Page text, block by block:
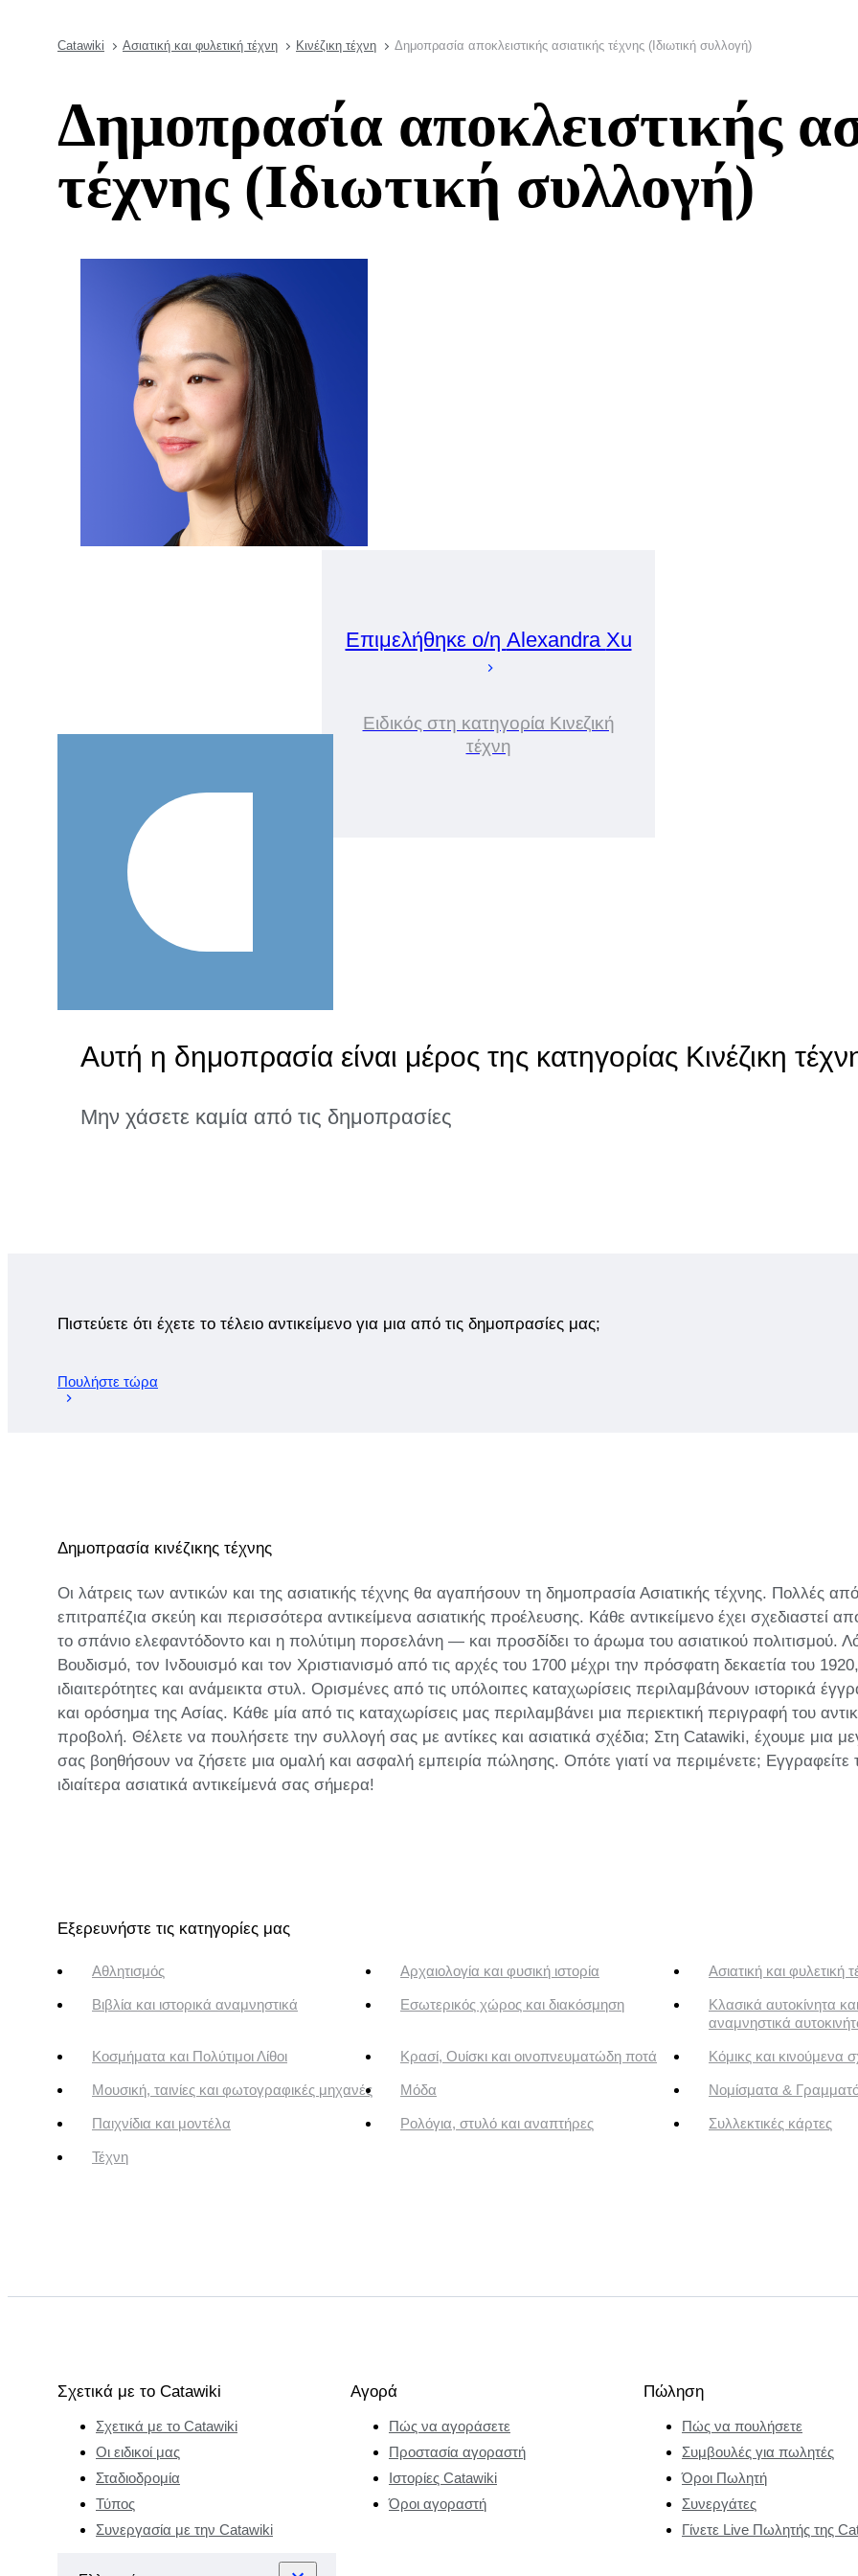
Catawiki Ασιατική και φυλετική τέχνη Κινέζικη τέχνη Δημοπρασία αποκλειστικής ασιατικής τέχνης (Ιδιωτική συλλογή)
Δημοπρασία αποκλειστικής
τέχνης (Ιδιωτική συλλογή)
Επιμελήθηκε ο/η Alexandra Xu
Ειδικός στη κατηγορία Κινεζική
τέχνη
Αυτή η δημοπρασία είναι μέρος της κατηγορίας Κινέζικη
Μην χάσετε καμία από τις δημοπρασίες
Πιστεύετε ότι έχετε το τέλειο αντικείμενο για μια από τις δημοπρασίες μας;
Πουλήστε τώρα
Δημοπρασία κινέζικης τέχνης
Οι λάτρεις των αντικών και της ασιατικής τέχνης θα αγαπήσουν τη δημοπρασία Ασιατικής τέχνης. Πολλές
επιτραπέζια σκεύη και περισσότερα αντικείμενα ασιατικής προέλευσης. Κάθε αντικείμενο έχει
το σπάνιο ελεφαντόδοντο και η πολύτιμη πορσελάνη — και προσδίδει το άρωμα του ασιατικού
Βουδισμό, τον Ινδουισμό και τον Χριστιανισμό από τις αρχές του 1700 μέχρι την πρόσφατη δεκαετία του
ιδιαιτερότητες και ανάμεικτα στυλ. Ορισμένες από τις υπόλοιπες καταχωρίσεις περιλαμβάνουν ιστορικά
και ορόσημα της Ασίας. Κάθε μία από τις καταχωρίσεις μας περιλαμβάνει μια περιεκτική περιγραφή του
προβολή. Θέλετε να πουλήσετε την συλλογή σας με αντίκες και ασιατικά σχέδια; Στη Catawiki, έχουμε μια
σας βοηθήσουν να ζήσετε μια ομαλή και ασφαλή εμπειρία πώλησης. Οπότε γιατί να περιμένετε;
ιδιαίτερα ασιατικά αντικείμενά σας σήμερα!
Εξερευνήστε τις κατηγορίες μας
Αθλητισμός Αρχαιολογία και φυσική ιστορία Ασιατική και φυλετική
Βιβλία και ιστορικά αναμνηστικά Εσωτερικός χώρος και διακόσμηση
Κλασικά αυτοκίνητα
αναμνηστικά
Κοσμήματα και Πολύτιμοι Λίθοι Κρασί, Ουίσκι και οινοπνευματώδη ποτά Κόμικς και κινούμενα
Μουσική, ταινίες και φωτογραφικές μηχανές Μόδα Νομίσματα &
Παιχνίδια και μοντέλα Ρολόγια, στυλό και αναπτήρες Συλλεκτικές κάρτες
Τέχνη
Σχετικά με το Catawiki
Σχετικά με το Catawiki
Οι ειδικοί μας
Σταδιοδρομία
Τύπος
Συνεργασία με την Catawiki
Αγορά
Πώς να αγοράσετε
Προστασία αγοραστή
Ιστορίες Catawiki
Όροι αγοραστή
Πώληση
Πώς να πουλήσετε
Συμβουλές για πωλητές
Όροι Πωλητή
Συνεργάτες
Γίνετε Live Πωλητής της